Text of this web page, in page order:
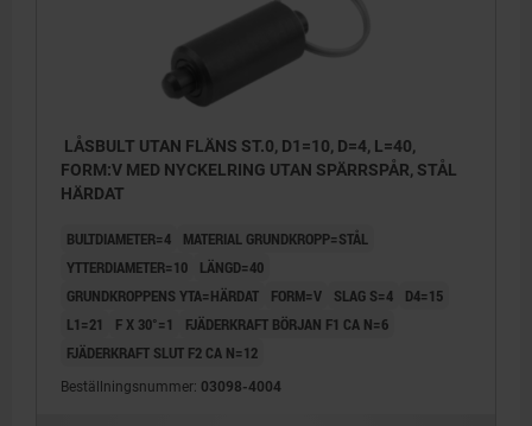
LÅSBULT UTAN FLÄNS ST.0, D1=10, D=4, L=40,
FORM:V MED NYCKELRING UTAN SPÄRRSPÅR, STÅL
HÄRDAT
BULTDIAMETER=4
MATERIAL GRUNDKROPP=STÅL
YTTERDIAMETER=10
LÄNGD=40
GRUNDKROPPENS YTA=HÄRDAT
FORM=V SLAG S=4
D4=15
L1=21
F X 30°=1
FJÄDERKRAFT BÖRJAN F1 CA N=6
FJÄDERKRAFT SLUT F2 CA N=12
Beställningsnummer: 03098-4004